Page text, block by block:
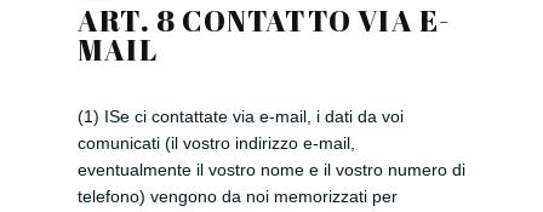
ART. 8 CONTATTO VIA E-
MAIL
(1) ISe ci contattate via e-mail, i dati da voi
comunicati (il vostro indirizzo e-mail,
eventualmente il vostro nome e il vostro numero di
telefono) vengono da noi memorizzati per